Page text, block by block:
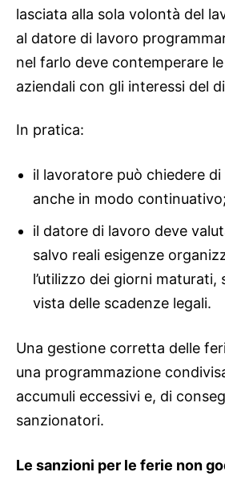
lasciata alla sola volontà del
al datore di lavoro
nel farlo deve contemperare
aziendali con gli interessi del
In pratica:
il lavoratore può chiedere
anche in modo continuativo;
il datore di lavoro deve
salvo reali esigenze
l’utilizzo dei giorni
vista delle scadenze legali.
Una gestione corretta delle
una programmazione
accumuli eccessivi e, di
sanzionatori.
Le sanzioni per le ferie non